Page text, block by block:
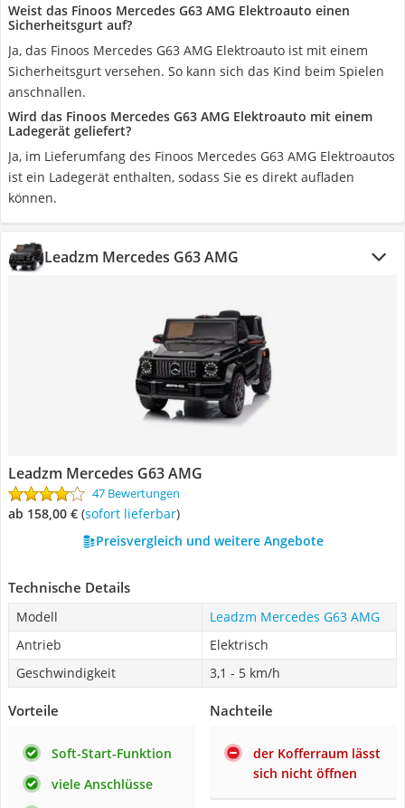
Weist das Finoos Mercedes G63 AMG Elektroauto einen
Sicherheitsgurt auf?
Ja, das Finoos Mercedes G63 AMG Elektroauto ist mit einem
Sicherheitsgurt versehen. So kann sich das Kind beim Spielen
anschnallen.
Wird das Finoos Mercedes G63 AMG Elektroauto mit einem
Ladegerät geliefert?
Ja, im Lieferumfang des Finoos Mercedes G63 AMG Elektroautos
ist ein Ladegerät enthalten, sodass Sie es direkt aufladen
können.
Leadzm Mercedes G63 AMG
Leadzm Mercedes G63 AMG
47 Bewertungen
ab 158,00 € ( Sofort lieferbar)
Preisvergleich und weitere Angebote
Technische Details
Modell
Leadzm Mercedes G63 AMG
Antrieb
Elektrisch
Geschwindigkeit
3,1 - 5 km/h
Vorteile
Soft-Start-Funktion
viele Anschlüsse
Nachteile
der Kofferraum lässt
sich nicht öffnen